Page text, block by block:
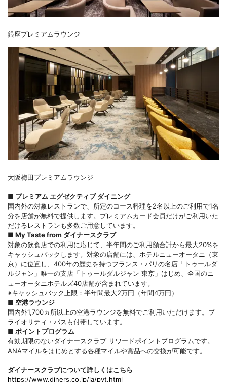
銀座プレミアムラウンジ
大阪梅田プレミアムラウンジ
■ プレミアム エグゼクティブ ダイニング
国内外の対象レストランで、所定のコース料理を2名以上のご利用で1名
分を店舗が無料で提供します。プレミアムカード会員だけがご利用いた
だけるレストランも多数ご用意しています。
■ My Taste from ダイナースクラブ
対象の飲食店での利用に応じて、半年間のご利用額合計から最大20%を
キャッシュバックします。対象の店舗には、ホテルニューオータニ（東
京）に位置し、400年の歴史を持つフランス・パリの名店「トゥールダ
ルジャン」唯一の支店「トゥールダルジャン 東京」はじめ、全国のニ
ューオータニホテルズ40店舗が含まれています。
※キャッシュバック上限：半年間最大2万円（年間4万円）
■ 空港ラウンジ
国内外1,700ヵ所以上の空港ラウンジを無料でご利用いただけます。プ
ライオリティ・パスも付帯しています。
■ ポイントプログラム
有効期限のないダイナースクラブ リワードポイントプログラムです。
ANAマイルをはじめとする各種マイルや賞品への交換が可能です。
ダイナースクラブについて詳しくはこちら
https://www.diners.co.jp/ja/pvt.html